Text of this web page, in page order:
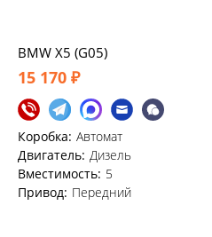
BMW X5 (G05)
15 170 ₽
Коробка: Автомат
Двигатель: Дизель
Вместимость: 5
Привод: Передний